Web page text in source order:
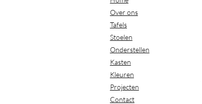
Over ons
Tafels
Stoelen
Onderstellen
Kasten
Kleuren
Projecten
Contact